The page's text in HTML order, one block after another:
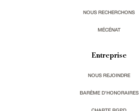
NOUS RECHERCHONS
MÉCÉNAT
Entreprise
NOUS REJOINDRE
BARÈME D'HONORAIRES